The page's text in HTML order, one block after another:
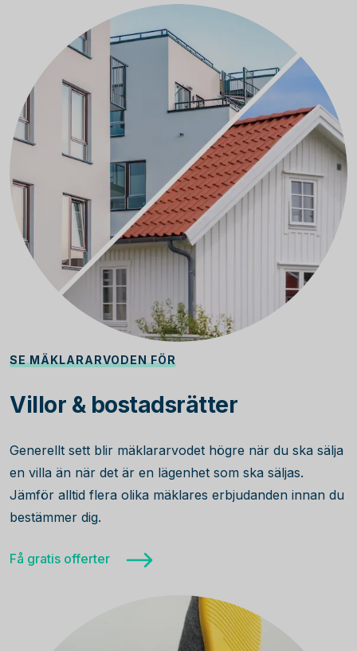
SE MÄKLARARVODEN FÖR
Villor & bostadsrätter
Generellt sett blir mäklararvodet högre när du ska sälja
en villa än när det är en lägenhet som ska säljas.
Jämför alltid flera olika mäklares erbjudanden innan du
bestämmer dig.
Få gratis offerter